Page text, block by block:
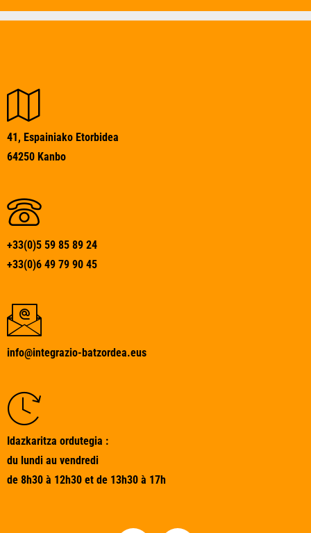
41, Espainiako Etorbidea
64250 Kanbo
+33(0)5 59 85 89 24
+33(0)6 49 79 90 45
info@integrazio-batzordea.eus
Idazkaritza ordutegia :
du lundi au vendredi
de 8h30 à 12h30 et de 13h30 à 17h